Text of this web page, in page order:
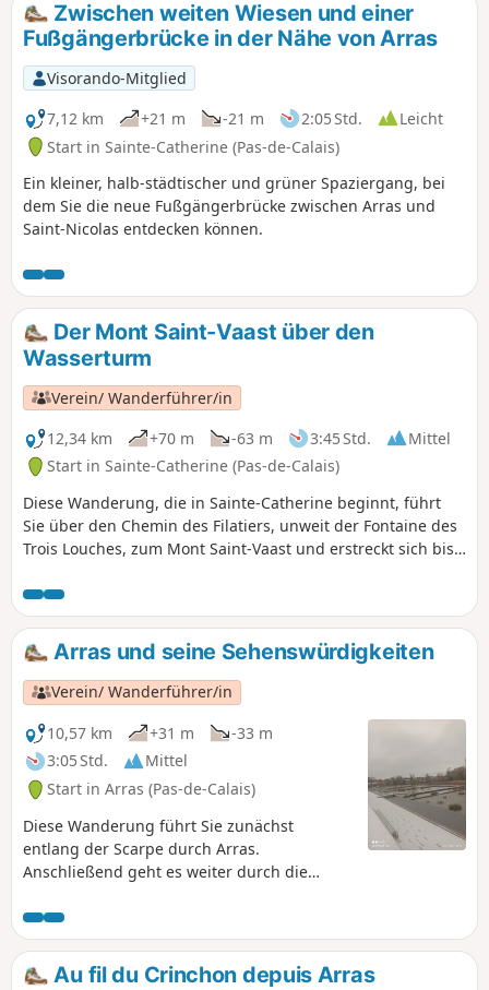
Zwischen weiten Wiesen und einer
Fußgängerbrücke in der Nähe von Arras
Visorando-Mitglied
7,12 km
+21 m -21 m 2:05 Std.
Leicht
Start in Sainte-Catherine (Pas-de-Calais)
Ein kleiner, halb-städtischer und grüner Spaziergang, bei
dem Sie die neue Fußgängerbrücke zwischen Arras und
Saint-Nicolas entdecken können.
Der Mont Saint-Vaast über den
Wasserturm
Verein/ Wanderführer/in
12,34 km
+70 m -63 m 3:45 Std.
Mittel
Start in Sainte-Catherine (Pas-de-Calais)
Diese Wanderung, die in Sainte-Catherine beginnt, führt
Sie über den Chemin des Filatiers, unweit der Fontaine des
Trois Louches, zum Mont Saint-Vaast und erstreckt sich bis
Arras und seine Sehenswürdigkeiten
Verein/ Wanderführer/in
10,57 km
+31 m
-33 m
3:05 Std.
Mittel
Start in Arras (Pas-de-Calais)
Diese Wanderung führt Sie zunächst
entlang der Scarpe durch Arras.
Anschließend geht es weiter durch die
bewundern können, von der Zitadelle über
die Erschießungsmauer bis hin zum
Glockenturm und dem großen Platz.
Au fil du Crinchon depuis Arras